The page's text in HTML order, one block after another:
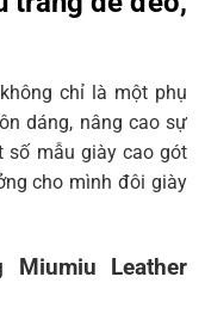
Pump G4610
phong cách
hãng, uy tín?
chỉ là một phụ
dáng, nâng cao sự
số mẫu giày cao gót
cho mình đôi giày
Leather